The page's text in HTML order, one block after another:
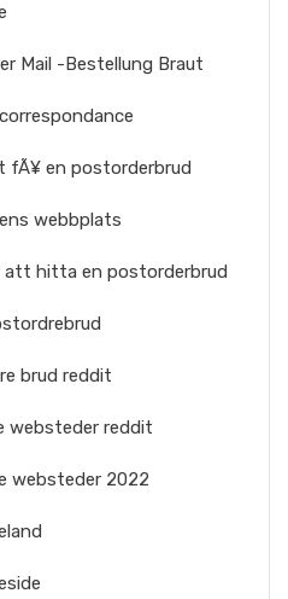
Mail -Bestellung Braut
fÃ¥ en postorderbrud
webbplats
att hitta en postorderbrud
brud reddit
websteder reddit
websteder 2022